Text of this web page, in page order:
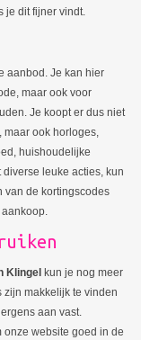
je dit fijner vindt.
aanbod. Je kan hier
maar ook voor
Je koopt er dus niet
maar ook horloges,
huishoudelijke
leuke acties, kun
van de kortingscodes
Klingel kun je nog meer
makkelijk te vinden
aan vast.
website goed in de